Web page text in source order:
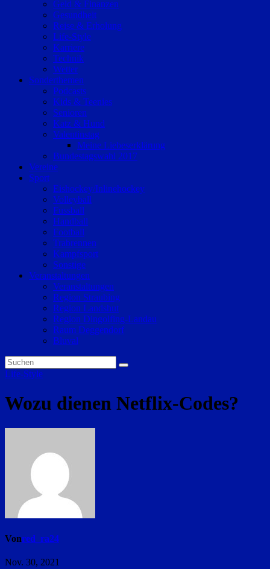
Geld & Finanzen
Gesundheit
Reise & Erholung
Life-Style
Karriere
Technik
Wetter
Sonderthemen
Podcasts
Kids & Teenies
Senioren
Katz & Hund
Valentinstag
Meine Liebeserklärung
Bundestagswahl 2017
Vereine
Sport
Eishockey/Inlinehockey
Volleyball
Fussball
Handball
Football
Trabrennen
Kampfsport
Sonstige
Veranstaltungen
Veranstaltungen
Region Straubing
Region Landshut
Region Dingolfing-Landau
Raum Deggendorf
Bluval
Life-Style
Wozu dienen Netflix-Codes?
Vonred_ra24
Nov. 30, 2021